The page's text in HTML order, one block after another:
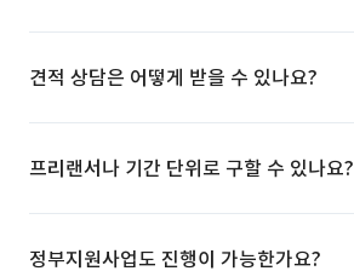
견적 상담은 어떻게 받을 수 있나요?
프리랜서나 기간 단위로 구할 수 있나요?
정부지원사업도 진행이 가능한가요?